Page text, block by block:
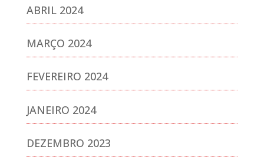
ABRIL 2024
MARÇO 2024
FEVEREIRO 2024
JANEIRO 2024
DEZEMBRO 2023